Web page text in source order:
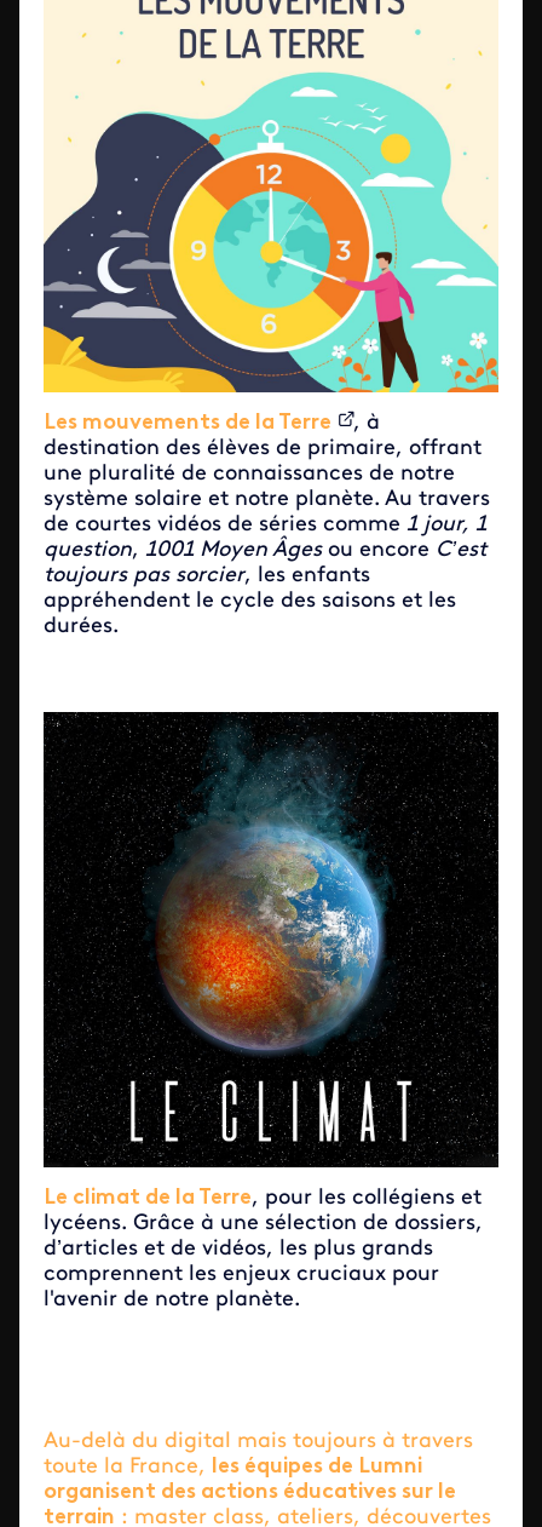
Les mouvements de la Terre
, à
destination des élèves de primaire, offrant
une pluralité de connaissances de notre
système solaire et notre planète. Au travers
de courtes vidéos de séries comme 1 jour, 1
question, 1001 Moyen Âgesou encore C’est
toujours pas sorcier, les enfants
appréhendent le cycle des saisons et les
durées.
Le climat de la Terre, pour les collégiens et
lycéens. Grâce à une sélection de dossiers,
d’articles et de vidéos, les plus grands
comprennent les enjeux cruciaux pour
l'avenir de notre planète.
Au-delà du digital mais toujours à travers
toute la France, les équipes de Lumni
organisent des actions éducatives sur le
terrain : master class, ateliers, découvertes